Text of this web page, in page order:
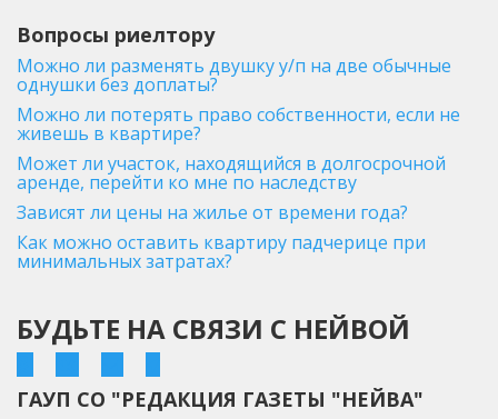
Вопросы риелтору
Можно ли разменять двушку у/п на две обычные
однушки без доплаты?
Можно ли потерять право собственности, если не
живешь в квартире?
Может ли участок, находящийся в долгосрочной
аренде, перейти ко мне по наследству
Зависят ли цены на жилье от времени года?
Как можно оставить квартиру падчерице при
минимальных затратах?
БУДЬТЕ НА СВЯЗИ С НЕЙВОЙ
ГАУП СО "РЕДАКЦИЯ ГАЗЕТЫ "НЕЙВА"